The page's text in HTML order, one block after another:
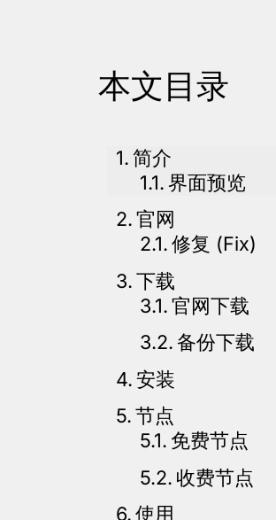
本文目录
简介
界面预览
官网
修复 (Fix)
下载
官网下载
备份下载
安装
节点
免费节点
收费节点
使用